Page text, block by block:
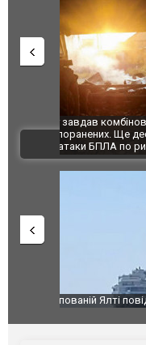
За 2000
Єкатеринбурзі
склад
За 2000
склад